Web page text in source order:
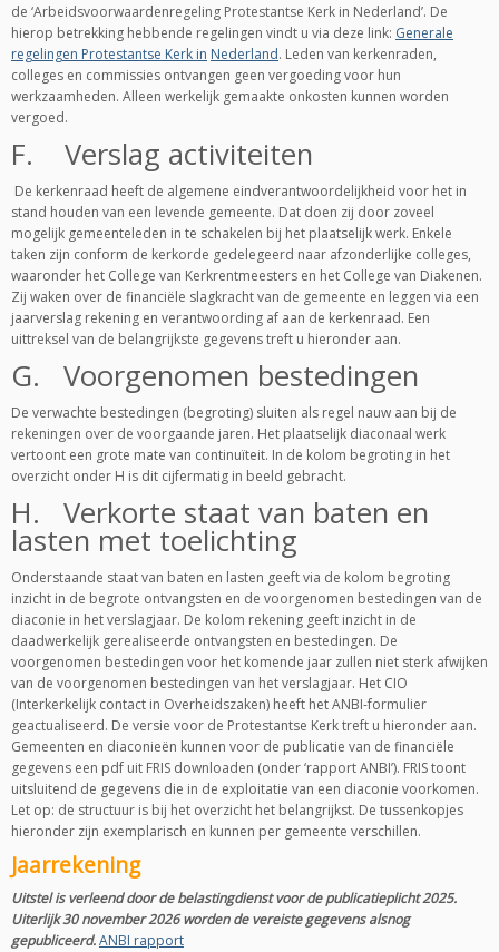
de ‘Arbeidsvoorwaardenregeling Protestantse Kerk in Nederland’. De
hierop betrekking hebbende regelingen vindt u via deze link: Generale
regelingen Protestantse Kerk in Nederland. Leden van kerkenraden,
colleges en commissies ontvangen geen vergoeding voor hun
werkzaamheden. Alleen werkelijk gemaakte onkosten kunnen worden
vergoed.
F. Verslag activiteiten
De kerkenraad heeft de algemene eindverantwoordelijkheid voor het in
stand houden van een levende gemeente. Dat doen zij door zoveel
mogelijk gemeenteleden in te schakelen bij het plaatselijk werk. Enkele
taken zijn conform de kerkorde gedelegeerd naar afzonderlijke colleges,
waaronder het College van Kerkrentmeesters en het College van Diakenen.
Zij waken over de financiële slagkracht van de gemeente en leggen via een
jaarverslag rekening en verantwoording af aan de kerkenraad. Een
uittreksel van de belangrijkste gegevens treft u hieronder aan.
G. Voorgenomen bestedingen
De verwachte bestedingen (begroting) sluiten als regel nauw aan bij de
rekeningen over de voorgaande jaren. Het plaatselijk diaconaal werk
vertoont een grote mate van continuïteit. In de kolom begroting in het
overzicht onder H is dit cijfermatig in beeld gebracht.
H. Verkorte staat van baten en
lasten met toelichting
Onderstaande staat van baten en lasten geeft via de kolom begroting
inzicht in de begrote ontvangsten en de voorgenomen bestedingen van de
diaconie in het verslagjaar. De kolom rekening geeft inzicht in de
daadwerkelijk gerealiseerde ontvangsten en bestedingen. De
voorgenomen bestedingen voor het komende jaar zullen niet sterk afwijken
van de voorgenomen bestedingen van het verslagjaar. Het CIO
(Interkerkelijk contact in Overheidszaken) heeft het ANBI-formulier
geactualiseerd. De versie voor de Protestantse Kerk treft u hieronder aan.
Gemeenten en diaconieën kunnen voor de publicatie van de financiële
gegevens een pdf uit FRIS downloaden (onder ‘rapport ANBI’). FRIS toont
uitsluitend de gegevens die in de exploitatie van een diaconie voorkomen.
Let op: de structuur is bij het overzicht het belangrijkst. De tussenkopjes
hieronder zijn exemplarisch en kunnen per gemeente verschillen.
Jaarrekening
Uitstel is verleend door de belastingdienst voor de publicatieplicht 2025.
Uiterlijk 30 november 2026 worden de vereiste gegevens alsnog
gepubliceerd.ANBI rapport